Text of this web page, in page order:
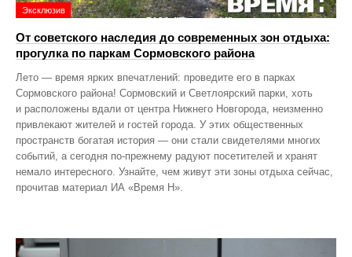
Эксклюзив
От советского наследия до современных зон отдыха:
прогулка по паркам Сормовского района
Лето — время ярких впечатлений: проведите его в парках
Сормовского района! Сормовский и Светлоярский парки, хоть
и расположены вдали от центра Нижнего Новгорода, неизменно
привлекают жителей и гостей города. У этих общественных
пространств богатая история — они стали свидетелями многих
событий, а сегодня по‑прежнему радуют посетителей и хранят
немало интересного. Узнайте, чем живут эти зоны отдыха сейчас,
прочитав материал ИА «Время Н».